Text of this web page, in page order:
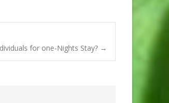
for one-Nights Stay? →